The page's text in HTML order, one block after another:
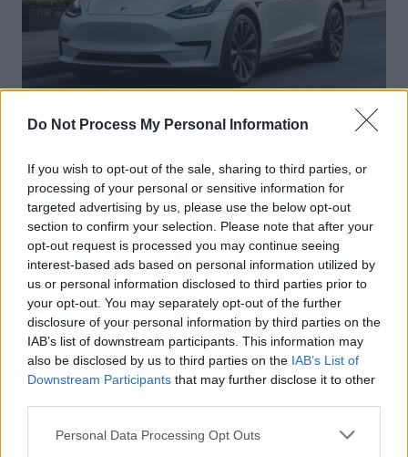
Do Not Process My Personal Information
If you wish to opt-out of the sale, sharing to third parties, or
processing of your personal or sensitive information for
targeted advertising by us, please use the below opt-out
section to confirm your selection. Please note that after your
opt-out request is processed you may continue seeing
interest-based ads based on personal information utilized by
us or personal information disclosed to third parties prior to
your opt-out. You may separately opt-out of the further
disclosure of your personal information by third parties on the
IAB’s list of downstream participants. This information may
also be disclosed by us to third parties on the IAB’s List of
Downstream Participants that may further disclose it to other
Personal Data Processing Opt Outs
Actus Info
Elon Musk nuirait gravement à Tesla
selon une étude européenne
Auto Pour Vous 5 août 2026